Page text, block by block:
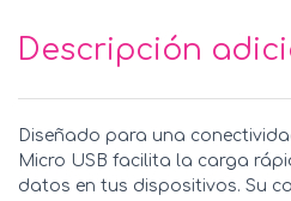
Descripción
Diseñado para una
Micro USB facilita la carga
datos en tus dispositivos. Su